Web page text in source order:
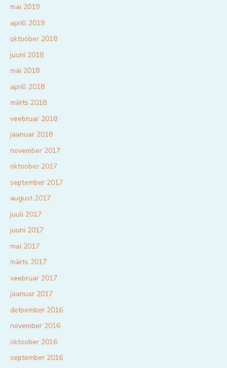
mai 2019
aprill 2019
oktoober 2018
juuni 2018
mai 2018
aprill 2018
märts 2018
veebruar 2018
jaanuar 2018
november 2017
oktoober 2017
september 2017
august 2017
juuli 2017
juuni 2017
mai 2017
märts 2017
veebruar 2017
jaanuar 2017
detsember 2016
november 2016
oktoober 2016
september 2016